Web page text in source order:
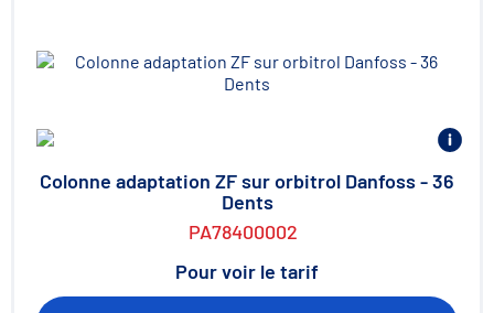
Colonne adaptation ZF sur orbitrol Danfoss - 36
Dents
PA78400002
Pour voir le tarif